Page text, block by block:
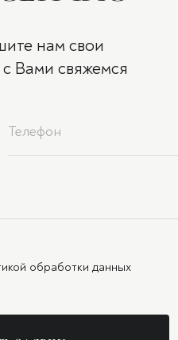
нам свои
Вами свяжемся
обработки данных